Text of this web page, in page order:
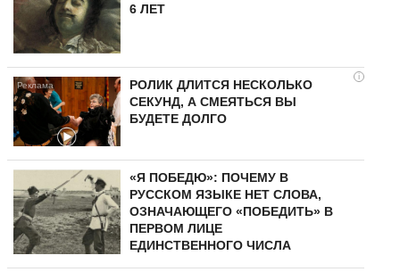
6 ЛЕТ
i
РОЛИК ДЛИТСЯ НЕСКОЛЬКО
СЕКУНД, А СМЕЯТЬСЯ ВЫ
БУДЕТЕ ДОЛГО
«Я ПОБЕДЮ»: ПОЧЕМУ В
РУССКОМ ЯЗЫКЕ НЕТ СЛОВА,
ОЗНАЧАЮЩЕГО «ПОБЕДИТЬ» В
ПЕРВОМ ЛИЦЕ
ЕДИНСТВЕННОГО ЧИСЛА